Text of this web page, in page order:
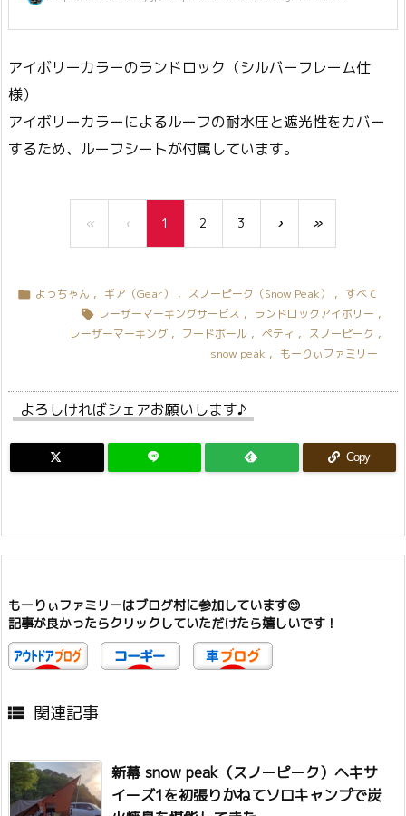
アイボリーカラーのランドロック（シルバーフレーム仕
様）
アイボリーカラーによるルーフの耐水圧と遮光性をカバー
するため、ルーフシートが付属しています。
« ‹ 1 2 3 › »
 よっちゃん , ギア（Gear） , スノーピーク（Snow Peak） , すべて
 レーザーマーキングサービス , ランドロックアイボリー ,
レーザーマーキング , フードボール , ペティ , スノーピーク ,
snow peak , もーりぃファミリー
よろしければシェアお願いします♪
Copy
もーりぃファミリーはブログ村に参加しています😊
記事が良かったらクリックしていただけたら嬉しいです！
 関連記事
新幕 snow peak（スノーピーク）ヘキサ
イーズ1を初張りかねてソロキャンプで炭